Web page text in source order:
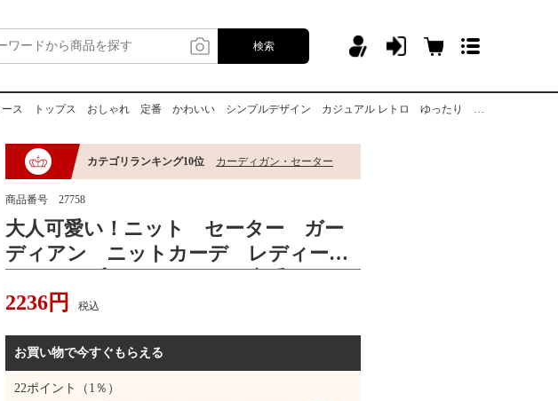
検索
プス おしゃれ 定番 かわいい シンプルデザイン カジュアル レトロ ゆったり 暖かい 防寒 中厚手
カテゴリランキング10位 カーディガン・セーター
商品番号 27758
大人可愛い！ニット セーター ガー
ディアン ニットカーデ レディー
いい シンプルデザイン カジュアル
厚手
2236円 税込
お買い物で今すぐもらえる
22ポイント（1％）